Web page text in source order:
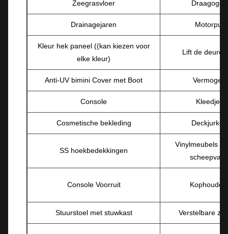
Zeegrasvloer Draagogen
Drainagejaren Motorput
Kleur hek paneel ((kan kiezen voor
elke kleur)
Lift de
Anti-UV bimini Cover met Boot Vermogen
Console Kleedjes
Cosmetische bekleding Deckjurken
SS hoekbedekkingen
Vinylmeubels
Console Voorruit
Stuurstoel met stuwkast Verstelbare